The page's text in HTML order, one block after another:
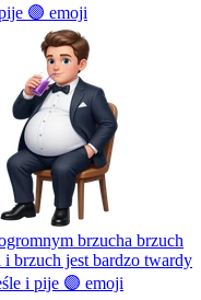
🟣 emoji
brzucha brzuch
i brzuch jest bardzo twardy
i pije 🟣 emoji